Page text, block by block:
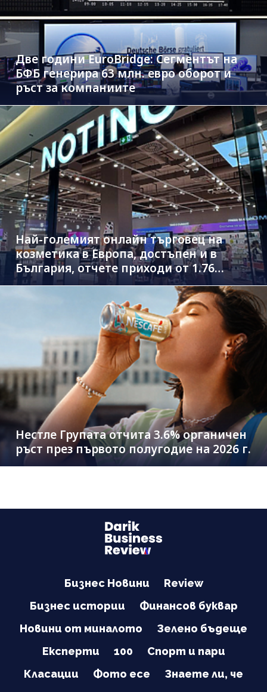
Две години EuroBridge: Сегментът на
БФБ генерира 63 млн. евро оборот и
ръст за компаниите
Най-големият онлайн търговец на
козметика в Европа, достъпен и в
България, отчете приходи от 1.76
млрд. евро
Нестле Групата отчита 3.6% органичен
ръст през първото полугодие на 2026 г.
Бизнес Новини
Review
Бизнес истории
Финансов буквар
Новини от миналото
Зелено бъдеще
Експерти
100
Спорт и пари
Класации
Фото есе
Знаете ли, че